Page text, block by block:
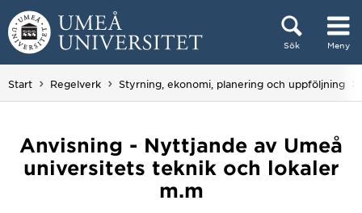
Hoppa direkt till innehållet
Sök Meny
Huvudmenyn dold.
Start Regelverk Styrning, ekonomi, planering och uppföljning
Anvisning - Nyttjande av Umeå
universitets teknik och lokaler
m.m